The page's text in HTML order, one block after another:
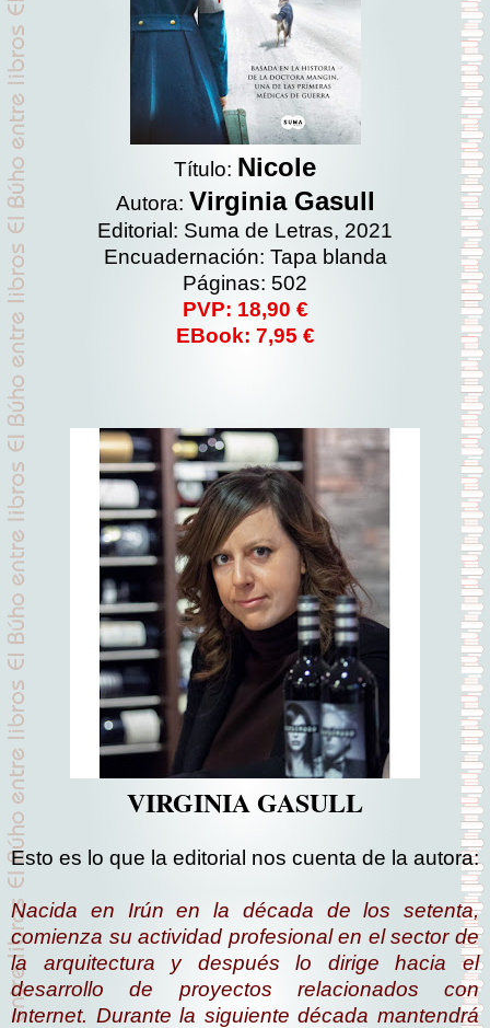
Título: Nicole
Autora: Virginia Gasull
Editorial: Suma de Letras, 2021
Encuadernación: Tapa blanda
Páginas: 502
PVP: 18,90 €
EBook: 7,95 €
VIRGINIA GASULL
Esto es lo que la editorial nos cuenta de la autora:
Nacida en Irún en la década de los setenta,
comienza su actividad profesional en el sector de
la arquitectura y después lo dirige hacia el
desarrollo de proyectos relacionados con
Internet. Durante la siguiente década mantendrá